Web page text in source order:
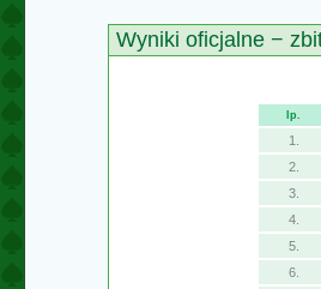
Wyniki oficjalne −
lp.
1.
2.
3.
4.
5.
6.